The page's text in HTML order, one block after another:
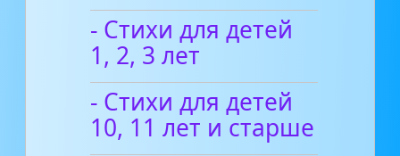
- Стихи для детей
1, 2, 3 лет
- Стихи для детей
10, 11 лет и старше